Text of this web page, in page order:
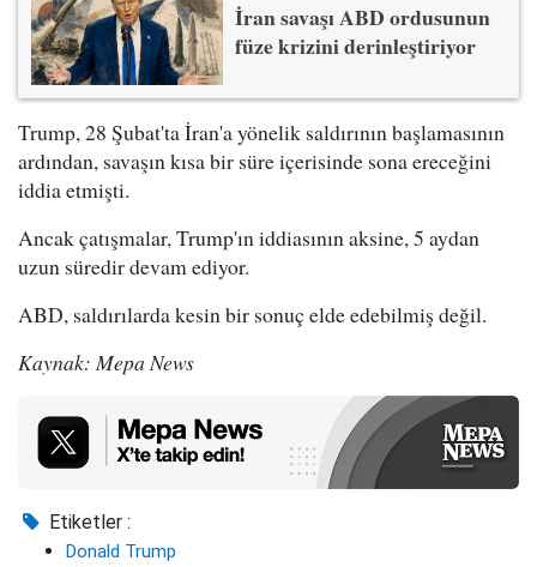
İran savaşı ABD ordusunun
füze krizini derinleştiriyor
Trump, 28 Şubat'ta İran'a yönelik saldırının başlamasının
ardından, savaşın kısa bir süre içerisinde sona ereceğini
iddia etmişti.
Ancak çatışmalar, Trump'ın iddiasının aksine, 5 aydan
uzun süredir devam ediyor.
ABD, saldırılarda kesin bir sonuç elde edebilmiş değil.
Kaynak: Mepa News
Etiketler :
Donald Trump